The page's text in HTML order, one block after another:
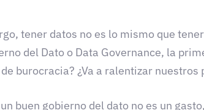
tener datos no es lo mismo que
del Dato o Data Governance, la
burocracia? ¿Va a ralentizar nuestros
buen gobierno del dato no es un